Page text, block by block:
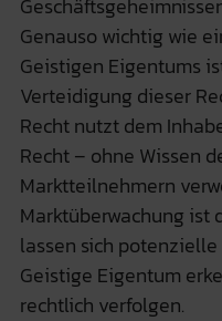
Genauso wichtig wie
Geistigen Eigentums
Verteidigung dieser
Recht nutzt dem
Recht – ohne Wissen
Marktteilnehmern
Marktüberwachung ist
lassen sich
Geistige Eigentum
rechtlich verfolgen.